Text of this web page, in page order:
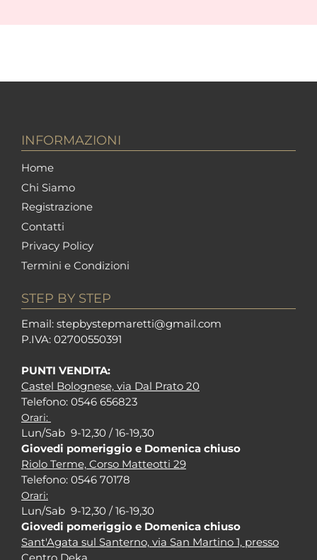
INFORMAZIONI
Home
Chi Siamo
Registrazione
Contatti
Privacy Policy
Termini e Condizioni
STEP BY STEP
Email: stepbystepmaretti@gmail.com
P.IVA: 02700550391
PUNTI VENDITA:
Castel Bolognese, via Dal Prato 20
Telefono: 0546 656823
Orari:
Lun/Sab 9-12,30 / 16-19,30
Giovedi pomeriggio e Domenica chiuso
Riolo Terme, Corso Matteotti 29
Telefono: 0546 70178
Orari:
Lun/Sab 9-12,30 / 16-19,30
Giovedi pomeriggio e Domenica chiuso
Sant'Agata sul Santerno, via San Martino 1, presso